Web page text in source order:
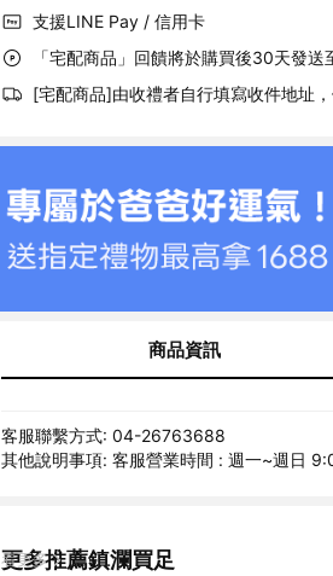
支援LINE Pay / 信用卡
「宅配商品」回饋將於購買後30天發
[宅配商品]由收禮者自行填寫收件地址，
商品資訊
客服聯繫方式: 04-26763688
其他說明事項: 客服營業時間 : 週一~週日
更多推薦鎮瀾買足
看更多